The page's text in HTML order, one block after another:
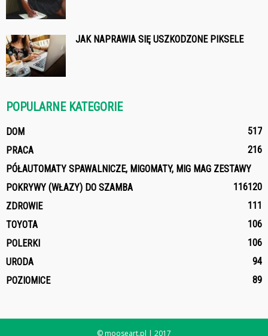
JAK NAPRAWIA SIĘ USZKODZONE PIKSELE
POPULARNE KATEGORIE
DOM
517
PRACA
216
PÓŁAUTOMATY SPAWALNICZE, MIGOMATY, MIG MAG ZESTAWY
120
POKRYWY (WŁAZY) DO SZAMBA
116
ZDROWIE
111
TOYOTA
106
POLERKI
106
URODA
94
POZIOMICE
89
© mooseart.pl | 2017